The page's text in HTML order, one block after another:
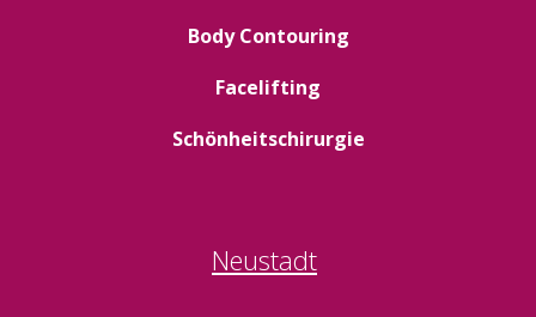
Body Contouring
Facelifting
Schönheitschirurgie
Neustadt